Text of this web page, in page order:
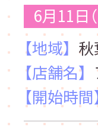
6月11日（
【地域】
【店舗名】
【開始時間